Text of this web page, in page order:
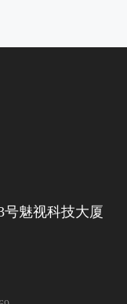
号魅视科技大厦